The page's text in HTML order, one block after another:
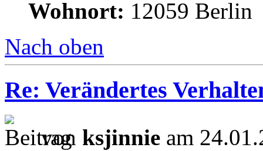
Wohnort: 12059 Berlin
Nach oben
Re: Verändertes
von ksjinnie am